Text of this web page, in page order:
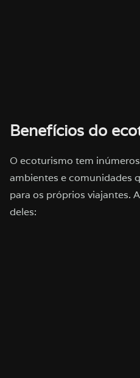
Benefícios do
O ecoturismo tem
ambientes e comunidades
para os próprios viajantes.
deles: